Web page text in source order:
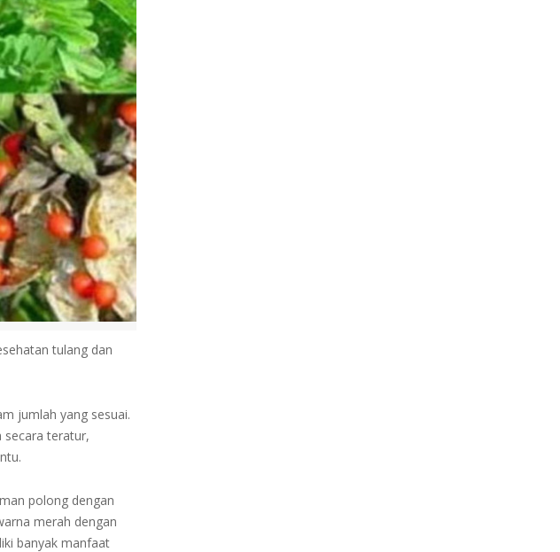
tulang dan
jumlah yang sesuai.
secara teratur,
polong dengan
merah dengan
banyak manfaat